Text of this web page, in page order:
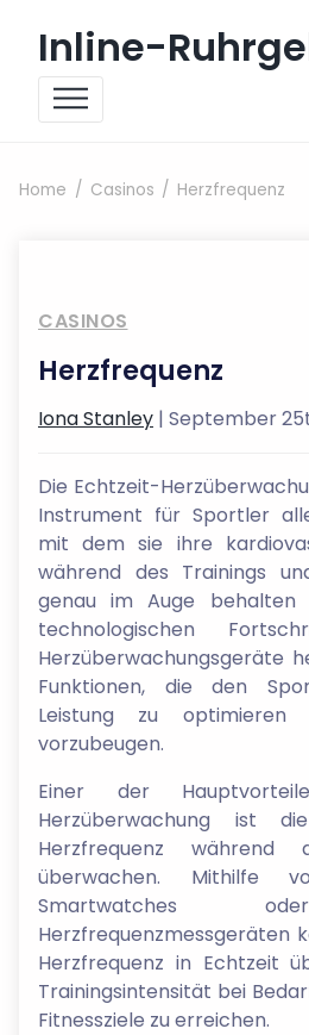
Inline-
Home Casinos Herzfrequenz
CASINOS
Herzfrequenz
Iona Stanley | September
Die Echtzeit-
Instrument für Sportler
mit dem sie ihre
während des Trainings
genau im Auge behalten
technologischen
Herzüberwachungsgeräte
Funktionen, die den
Leistung zu optimieren
vorzubeugen.
Einer der
Herzüberwachung ist
Herzfrequenz während
überwachen. Mithilfe
Smartwatches
Herzfrequenzmessgeräten
Herzfrequenz in Echtzeit
Trainingsintensität bei
Fitnessziele zu erreichen.